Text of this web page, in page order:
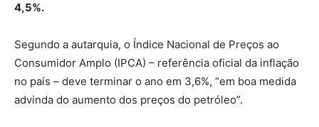
4,5%.
Segundo a autarquia, o Índice Nacional de Preços ao
Consumidor Amplo (IPCA) – referência oficial da inflação
no país – deve terminar o ano em 3,6%, “em boa medida
advinda do aumento dos preços do petróleo”.